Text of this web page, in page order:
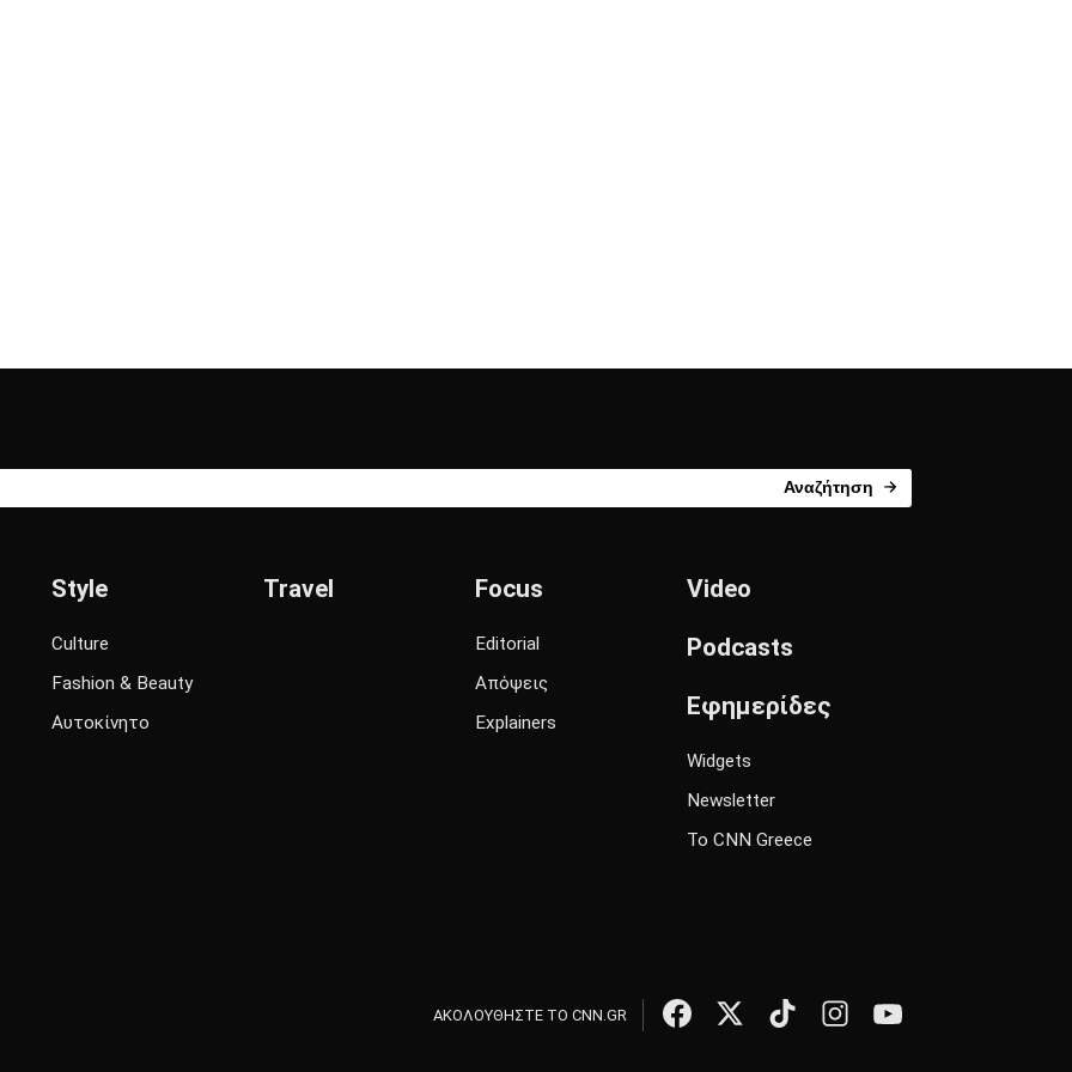
Αναζήτηση
Style
Culture
Fashion & Beauty
Αυτοκίνητο
Travel Focus
Editorial
Απόψεις
Explainers
Video
Podcasts
Εφημερίδες
Widgets
Newsletter
Το CNN Greece
ΑΚΟΛΟΥΘΗΣΤΕ ΤΟ CNN.GR